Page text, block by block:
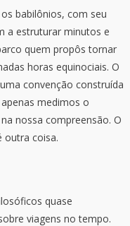
babilônios, com seu
a estruturar minutos e
quem propôs tornar
horas equinociais. O
convenção construída
medimos o
nossa compreensão. O
outra coisa.
quase
viagens no tempo.